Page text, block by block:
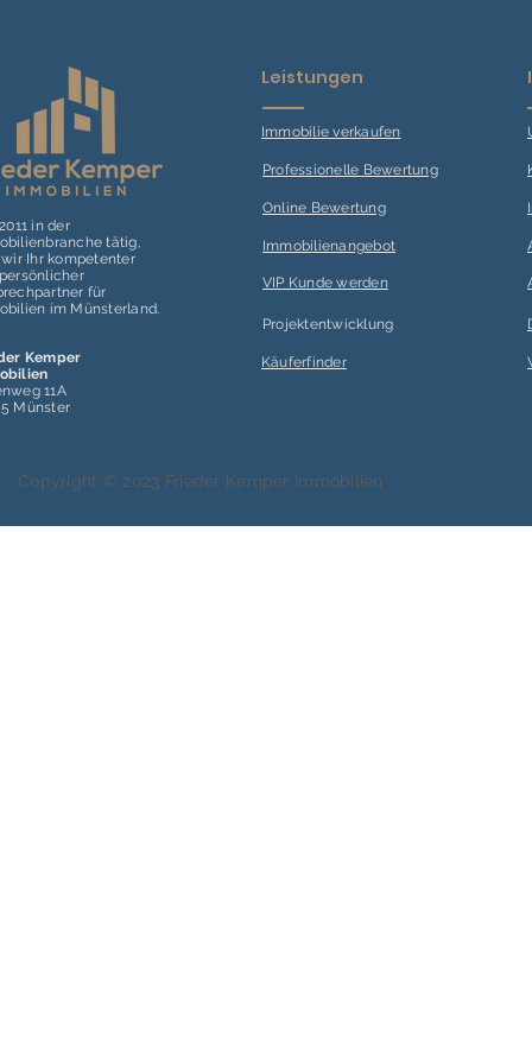
in der
tätig,
Ihr kompetenter
für
im Münsterland.
Kemper
11A
Münster
Leistungen
Immobilie verkaufen
Professionelle Bewertung
Online Bewertung
Immobilienangebot
VIP Kunde werden
Projektentwicklung
Käuferfinder
Copyright © 2023 Frieder Kemper Immobilien